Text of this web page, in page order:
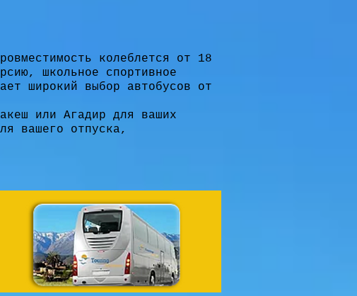
колеблется от 18
школьное спортивное
широкий выбор автобусов от
или Агадир для ваших
вашего отпуска,